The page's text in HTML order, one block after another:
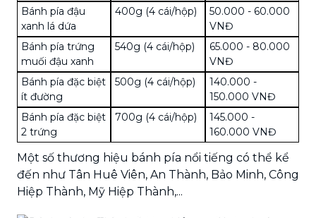
Bánh pía đậu
xanh lá dứa
400g (4 cái/hộp)
50.000 - 60.000
VNĐ
Bánh pía trứng
muối đậu xanh
540g (4 cái/hộp)
65.000 - 80.000
VNĐ
Bánh pía đặc biệt
ít đường
500g (4 cái/hộp)
140.000 -
150.000 VNĐ
Bánh pía đặc biệt
2 trứng
700g (4 cái/hộp)
145.000 -
160.000 VNĐ
Một số thương hiệu bánh pía nổi tiếng có thể kể
đến như Tân Huê Viên, An Thành, Bảo Minh, Công
Hiệp Thành, Mỹ Hiệp Thành,...